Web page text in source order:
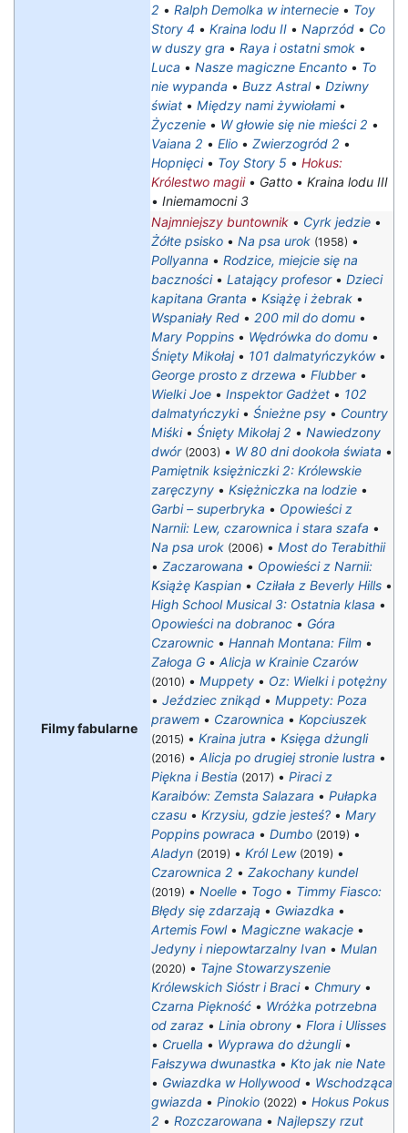
2 • Ralph Demolka w internecie • Toy
Story 4 • Kraina lodu II • Naprzód • Co
w duszy gra • Raya i ostatni smok •
Luca • Nasze magiczne Encanto • To
nie wypanda • Buzz Astral• Dziwny
świat • Między nami żywiołami•
Życzenie • W głowie się nie mieści 2 •
Vaiana 2 • Elio • Zwierzogród 2 •
Hopnięci• Toy Story 5 • Hokus:
Królestwo magii• Gatto • Kraina lodu III
• Iniemamocni 3
Filmy fabularne
Najmniejszy buntownik • Cyrk jedzie •
Żółte psisko • Na psa urok (1958) •
Pollyanna • Rodzice, miejcie się na
baczności• Latający profesor• Dzieci
kapitana Granta • Książę i żebrak •
Wspaniały Red • 200 mil do domu •
Mary Poppins • Wędrówka do domu •
Śnięty Mikołaj• 101 dalmatyńczyków•
George prosto z drzewa • Flubber•
Wielki Joe • Inspektor Gadżet • 102
dalmatyńczyki• Śnieżne psy • Country
Miśki• Śnięty Mikołaj 2 • Nawiedzony
dwór (2003) • W 80 dni dookoła świata •
Pamiętnik księżniczki 2: Królewskie
zaręczyny • Księżniczka na lodzie •
Garbi – superbryka • Opowieści z
Narnii: Lew, czarownica i stara szafa •
Na psa urok (2006) • Most do Terabithii
• Zaczarowana • Opowieści z Narnii:
Książę Kaspian • Cziłała z Beverly Hills •
High School Musical 3: Ostatnia klasa •
Opowieści na dobranoc • Góra
Czarownic • Hannah Montana: Film •
Załoga G • Alicja w Krainie Czarów
(2010) • Muppety • Oz: Wielki i potężny
• Jeździec znikąd • Muppety: Poza
prawem • Czarownica • Kopciuszek
(2015) • Kraina jutra • Księga dżungli
(2016) • Alicja po drugiej stronie lustra •
Piękna i Bestia (2017) • Piraci z
Karaibów: Zemsta Salazara • Pułapka
czasu • Krzysiu, gdzie jesteś? • Mary
Poppins powraca • Dumbo (2019) •
Aladyn (2019) • Król Lew (2019) •
Czarownica 2 • Zakochany kundel
(2019) • Noelle • Togo • Timmy Fiasco:
Błędy się zdarzają • Gwiazdka •
Artemis Fowl• Magiczne wakacje •
Jedyny i niepowtarzalny Ivan • Mulan
(2020) • Tajne Stowarzyszenie
Królewskich Sióstr i Braci• Chmury •
Czarna Piękność • Wróżka potrzebna
od zaraz • Linia obrony • Flora i Ulisses
• Cruella • Wyprawa do dżungli•
Fałszywa dwunastka • Kto jak nie Nate
• Gwiazdka w Hollywood • Wschodząca
gwiazda • Pinokio (2022) • Hokus Pokus
2 • Rozczarowana • Najlepszy rzut